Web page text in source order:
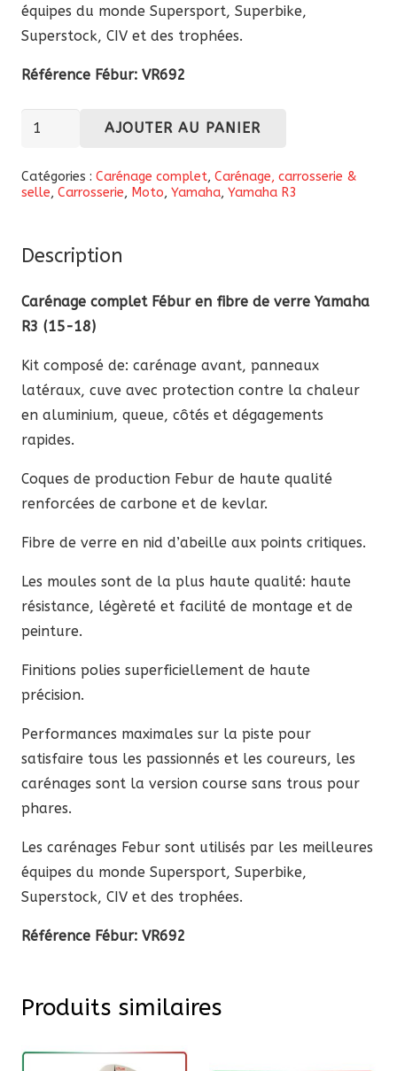
équipes du monde Supersport, Superbike,
Superstock, CIV et des trophées.
Référence Fébur: VR692
quantité
Carénage
complet
de
verre
R3
2015-
2018
AJOUTER AU PANIER
Catégories : Carénage complet, Carénage, carrosserie &
selle, Carrosserie, Moto, Yamaha, Yamaha R3
Description
Carénage complet Fébur en fibre de verre Yamaha
R3 (15-18)
Kit composé de: carénage avant, panneaux
latéraux, cuve avec protection contre la chaleur
en aluminium, queue, côtés et dégagements
rapides.
Coques de production Febur de haute qualité
renforcées de carbone et de kevlar.
Fibre de verre en nid d’abeille aux points critiques.
Les moules sont de la plus haute qualité: haute
résistance, légèreté et facilité de montage et de
peinture.
Finitions polies superficiellement de haute
précision.
Performances maximales sur la piste pour
satisfaire tous les passionnés et les coureurs, les
carénages sont la version course sans trous pour
phares.
Les carénages Febur sont utilisés par les meilleures
équipes du monde Supersport, Superbike,
Superstock, CIV et des trophées.
Référence Fébur: VR692
Produits similaires